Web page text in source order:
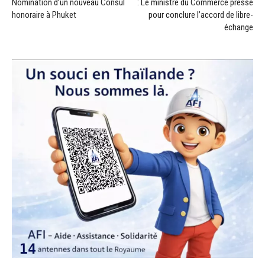
Nomination d’un nouveau Consul
honoraire à Phuket
: Le ministre du Commerce presse
pour conclure l’accord de libre-
échange